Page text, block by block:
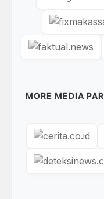
MORE MEDIA